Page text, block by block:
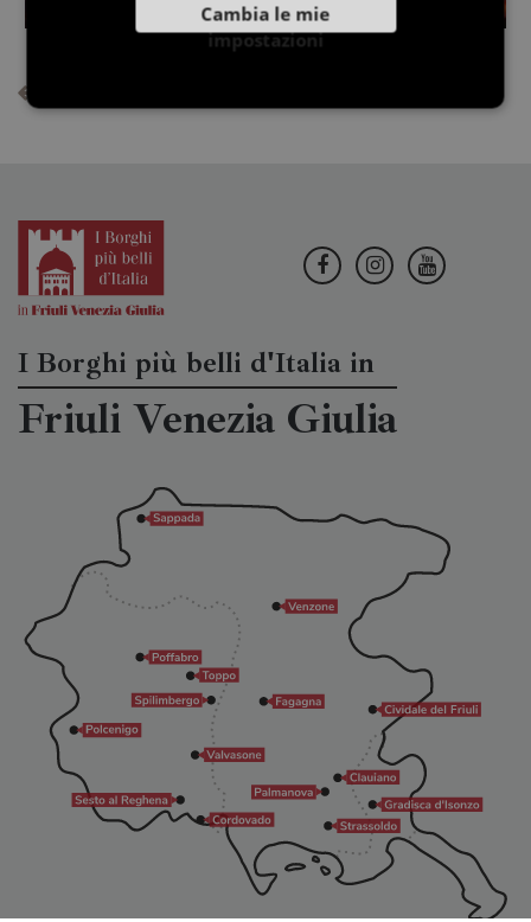
I Borghi più belli d'Italia in
Friuli Venezia Giulia
Cambia le mie
impostazioni